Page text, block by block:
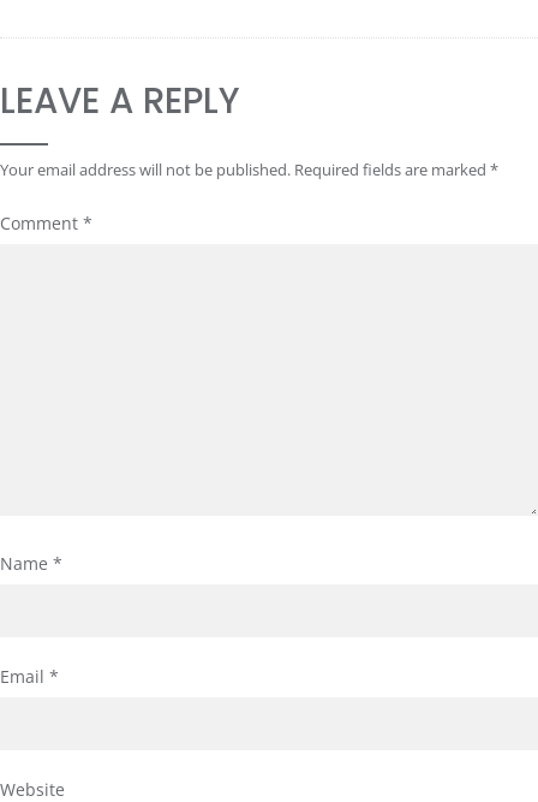
LEAVE A REPLY
Your email address will not be published. Required fields are marked *
Comment *
Name *
Email *
Website